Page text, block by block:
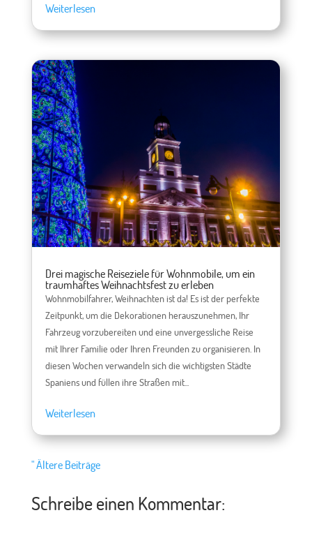
Weiterlesen
Drei magische Reiseziele für Wohnmobile, um ein
traumhaftes Weihnachtsfest zu erleben
Wohnmobilfahrer, Weihnachten ist da! Es ist der perfekte
Zeitpunkt, um die Dekorationen herauszunehmen, Ihr
Fahrzeug vorzubereiten und eine unvergessliche Reise
mit Ihrer Familie oder Ihren Freunden zu organisieren. In
diesen Wochen verwandeln sich die wichtigsten Städte
Spaniens und füllen ihre Straßen mit...
Weiterlesen
" Ältere Beiträge
Schreibe einen Kommentar: